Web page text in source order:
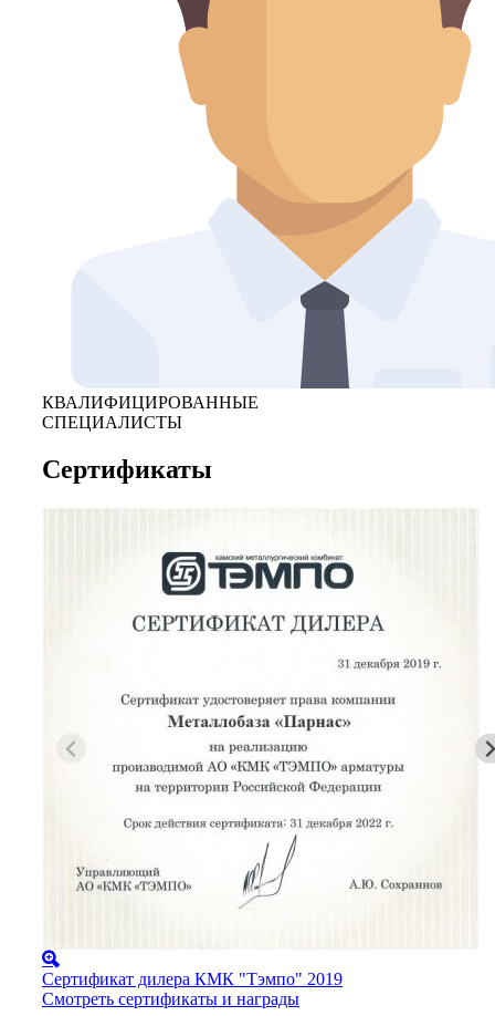
КВАЛИФИЦИРОВАННЫЕ
СПЕЦИАЛИСТЫ
Сертификаты
Сертификат дилера КМК "Тэмпо" 2019
Смотреть сертификаты и награды